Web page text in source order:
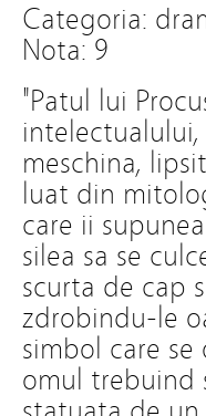
Categoria:
Nota: 9
"Patul lui
meschina,
luat din
care ii
silea sa se
scurta de cap
zdrobindu-le
simbol care
omul trebuind